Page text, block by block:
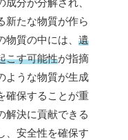
分が分解され、
新たな物質が作ら
質の中には、 遺
こす可能性が指摘
ような物質が生成
確保することが重
解決に貢献できる
、安全性を確保す